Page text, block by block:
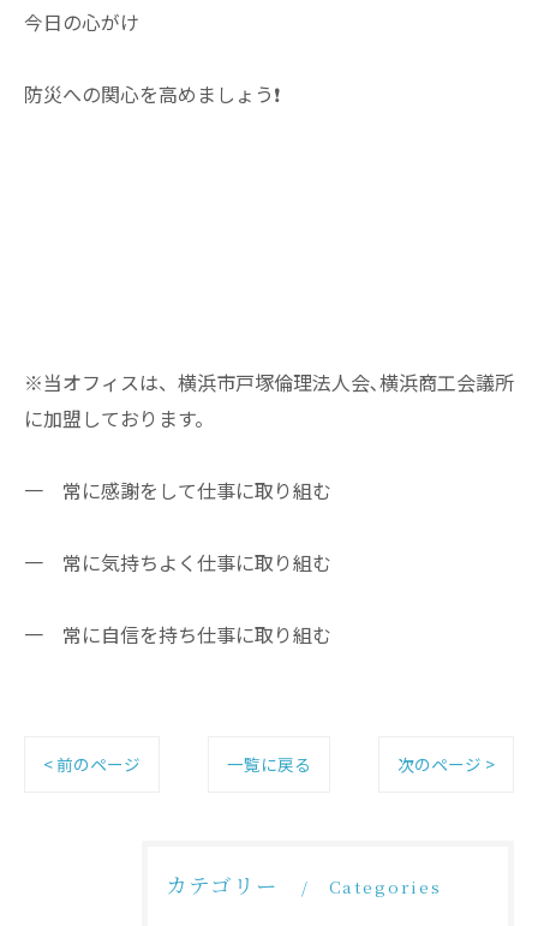
今日の心がけ
防災への関心を高めましょう❗
※当オフィスは、横浜市戸塚倫理法人会､横浜商工会議所
に加盟しております。
一 常に感謝をして仕事に取り組む
一 常に気持ちよく仕事に取り組む
一 常に自信を持ち仕事に取り組む
< 前のページ 一覧に戻る 次のページ >
カテゴリー Categories